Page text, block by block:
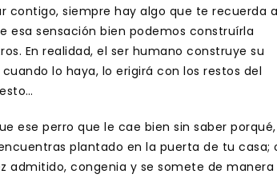
siempre hay algo que te recuerda a
esa sensación bien podemos construírla
En realidad, el ser humano construye su
lo haya, lo erigirá con los restos del
ese perro que le cae bien sin saber porqué,
plantado en la puerta de tu casa;
admitido, congenia y se somete de manera